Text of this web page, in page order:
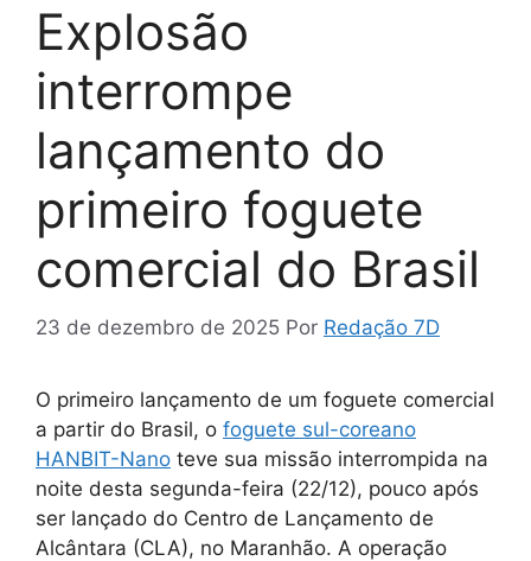
Explosão
interrompe
lançamento do
primeiro foguete
comercial do Brasil
23 de dezembro de 2025 Por Redação 7D
O primeiro lançamento de um foguete comercial
a partir do Brasil, o foguete sul-coreano
HANBIT-Nano teve sua missão interrompida na
noite desta segunda-feira (22/12), pouco após
ser lançado do Centro de Lançamento de
Alcântara (CLA), no Maranhão. A operação